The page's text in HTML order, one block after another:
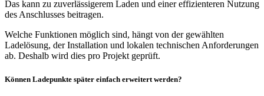
Das kann zu zuverlässigerem Laden und einer effizienteren Nutzung
des Anschlusses beitragen.
Welche Funktionen möglich sind, hängt von der gewählten
Ladelösung, der Installation und lokalen technischen Anforderungen
ab. Deshalb wird dies pro Projekt geprüft.
Können Ladepunkte später einfach erweitert werden?